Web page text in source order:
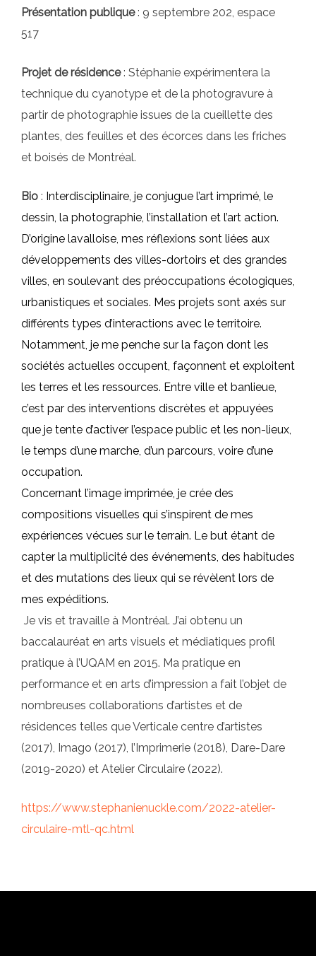
Présentation publique: 9 septembre 202, espace
517
Projet de résidence: Stéphanie expérimentera la
technique du cyanotype et de la photogravure à
partir de photographie issues de la cueillette des
plantes, des feuilles et des écorces dans les friches
et boisés de Montréal.
Bio : Interdisciplinaire, je conjugue l’art imprimé, le
dessin, la photographie, l’installation et l’art action.
D’origine lavalloise, mes réflexions sont liées aux
développements des villes-dortoirs et des grandes
villes, en soulevant des préoccupations écologiques,
urbanistiques et sociales. Mes projets sont axés sur
différents types d’interactions avec le territoire.
Notamment, je me penche sur la façon dont les
sociétés actuelles occupent, façonnent et exploitent
les terres et les ressources. Entre ville et banlieue,
c’est par des interventions discrètes et appuyées
que je tente d’activer l’espace public et les non-lieux,
le temps d’une marche, d’un parcours, voire d’une
occupation.
Concernant l’image imprimée, je crée des
compositions visuelles qui s’inspirent de mes
expériences vécues sur le terrain. Le but étant de
capter la multiplicité des événements, des habitudes
et des mutations des lieux qui se révèlent lors de
mes expéditions.
Je vis et travaille à Montréal. J’ai obtenu un
baccalauréat en arts visuels et médiatiques profil
pratique à l’UQAM en 2015. Ma pratique en
performance et en arts d’impression a fait l’objet de
nombreuses collaborations d’artistes et de
résidences telles que Verticale centre d’artistes
(2017), Imago (2017), l’Imprimerie (2018), Dare-Dare
(2019-2020) et Atelier Circulaire (2022).
https://www.stephanienuckle.com/2022-atelier-
circulaire-mtl-qc.html
navigation